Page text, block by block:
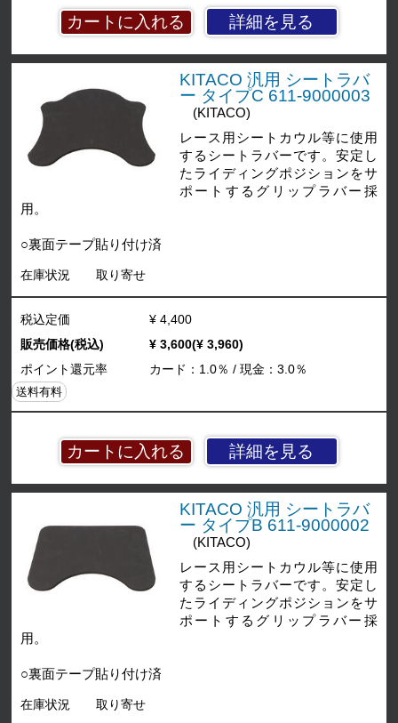
詳細を見る
KITACO 汎用 シートラバ
ー タイプC 611-9000003
(KITACO)
レース用シートカウル等に使用
するシートラバーです。安定し
たライディングポジションをサ
ポートするグリップラバー採
用。
○裏面テープ貼り付け済
在庫状況 取り寄せ
詳細を見る
税込定価
¥ 4,400
販売価格(税込)
¥ 3,600(¥ 3,960)
ポイント還元率
カード：1.0％ / 現金：3.0％
送料有料
KITACO 汎用 シートラバ
ー タイプB 611-9000002
(KITACO)
レース用シートカウル等に使用
するシートラバーです。安定し
たライディングポジションをサ
ポートするグリップラバー採
用。
○裏面テープ貼り付け済
在庫状況 取り寄せ